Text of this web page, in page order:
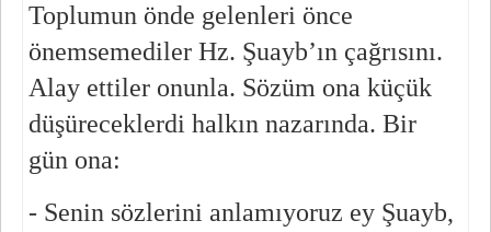
Toplumun önde gelenleri önce
önemsemediler Hz. Şuayb’ın çağrısını.
Alay ettiler onunla. Sözüm ona küçük
düşüreceklerdi halkın nazarında. Bir
gün ona:
- Senin sözlerini anlamıyoruz ey Şuayb,